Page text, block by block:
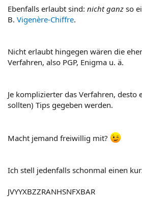
Ebenfalls erlaubt sind: nicht ganz so
B. Vigenère-Chiffre.
Nicht erlaubt hingegen wären die
Verfahren, also PGP, Enigma u. ä.
Je komplizierter das Verfahren, desto
sollten) Tips gegeben werden.
Macht jemand freiwillig mit?
Ich stell jedenfalls schonmal einen
JVYYXBZZRANHSNFXBAR